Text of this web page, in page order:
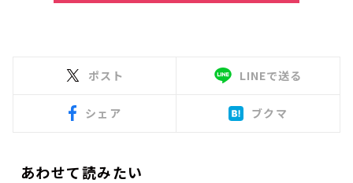
ポスト LINEで送る
シェア ブクマ
あわせて読みたい